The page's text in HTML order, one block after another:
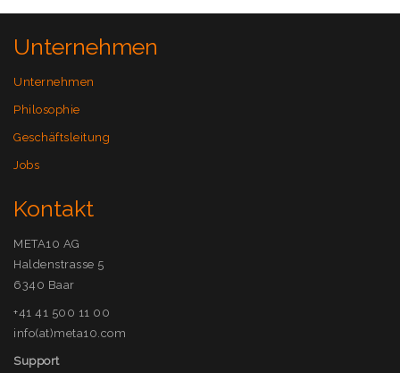
Unternehmen
Unternehmen
Philosophie
Geschäftsleitung
Jobs
Kontakt
META10 AG
Haldenstrasse 5
6340 Baar
+41 41 500 11 00
info(at)meta10.com
Support